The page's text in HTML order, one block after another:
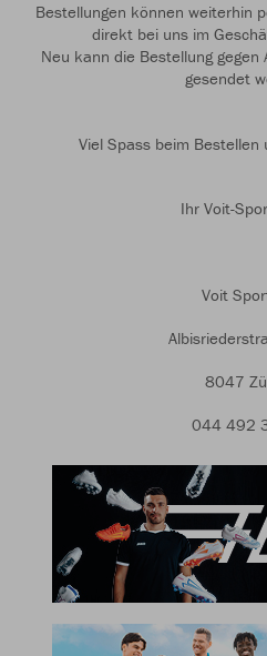
Bestellungen können weiterhin
direkt bei uns im
Neu kann die Bestellung
gesendet
Viel Spass beim Bestellen
Ihr Voit-
Voit
8047
044 492